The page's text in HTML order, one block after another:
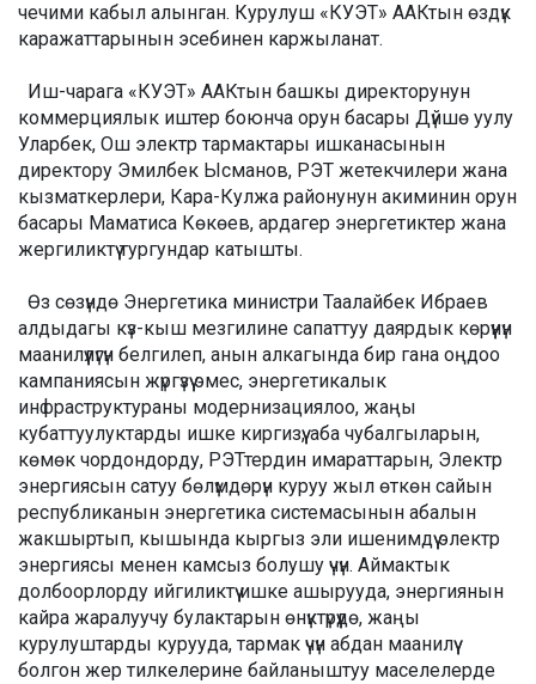
чечими кабыл алынган. Курулуш «КУЭТ» ААКтын өздүк
каражаттарынын эсебинен каржыланат.
Иш-чарага «КУЭТ» ААКтын башкы директорунун
коммерциялык иштер боюнча орун басары Дүйшө уулу
Уларбек, Ош электр тармактары ишканасынын
директору Эмилбек Ысманов, РЭТ жетекчилери жана
кызматкерлери, Кара-Кулжа районунун акиминин орун
басары Маматиса Көкөев, ардагер энергетиктер жана
жергиликтүү тургундар катышты.
Өз сөзүндө Энергетика министри Таалайбек Ибраев
алдыдагы күз-кыш мезгилине сапаттуу даярдык көрүүнүн
маанилүүлүгүн белгилеп, анын алкагында бир гана оңдоо
кампаниясын жүргүзүү эмес, энергетикалык
инфраструктураны модернизациялоо, жаңы
кубаттуулуктарды ишке киргизүү, аба чубалгыларын,
көмөк чордондорду, РЭТтердин имараттарын, Электр
энергиясын сатуу бөлүмдөрүн куруу жыл өткөн сайын
республиканын энергетика системасынын абалын
жакшыртып, кышында кыргыз эли ишенимдүү электр
энергиясы менен камсыз болушу үчүн. Аймактык
долбоорлорду ийгиликтүү ишке ашырууда, энергиянын
кайра жаралуучу булактарын өнүктүрүүдө, жаңы
курулуштарды курууда, тармак үчүн абдан маанилүү
болгон жер тилкелерине байланыштуу маселелерде